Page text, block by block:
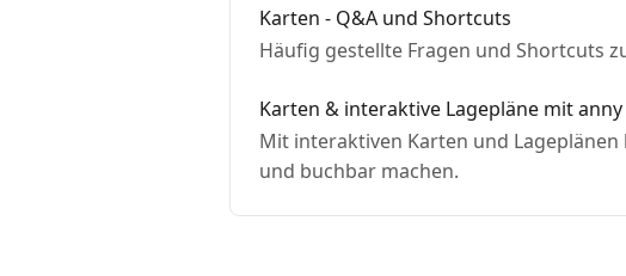
Karten - Q&A und Shortcuts
Häufig gestellte Fragen und Shortcuts
Karten & interaktive Lagepläne mit anny
Mit interaktiven Karten und
und buchbar machen.